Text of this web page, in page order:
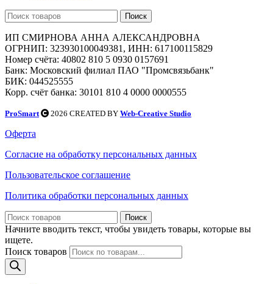
Поиск
ИП СМИРНОВА АННА АЛЕКСАНДРОВНА
ОГРНИП: 323930100049381, ИНН: 617100115829
Номер счёта: 40802 810 5 0930 0157691
Банк: Московский филиал ПАО "Промсвязьбанк"
БИК: 044525555
Корр. счёт банка: 30101 810 4 0000 0000555
ProSmart 2026 CREATED BY Web-Creative Studio
Оферта
Согласие на обработку персональных данных
Пользовательское соглашение
Политика обработки персональных данных
Поиск
Начните вводить текст, чтобы увидеть товары, которые вы
ищете.
Поиск товаров